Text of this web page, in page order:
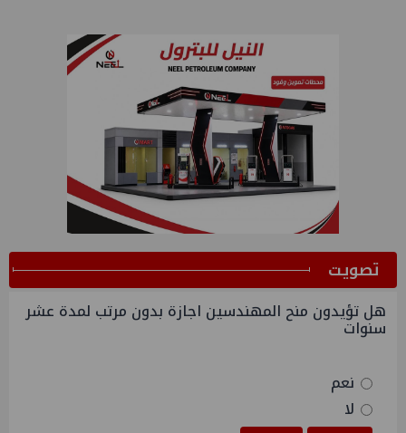
ﺗﺼﻮﻳﺖ
هل تؤيدون منح المهندسين اجازة بدون مرتب لمدة عشر
سنوات
نعم
لا